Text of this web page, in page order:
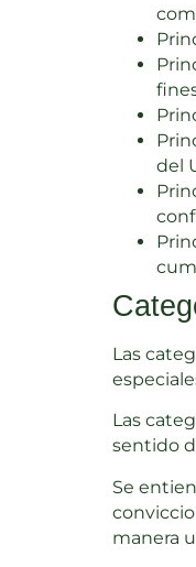
del
Las
Las
sentido
Se
manera